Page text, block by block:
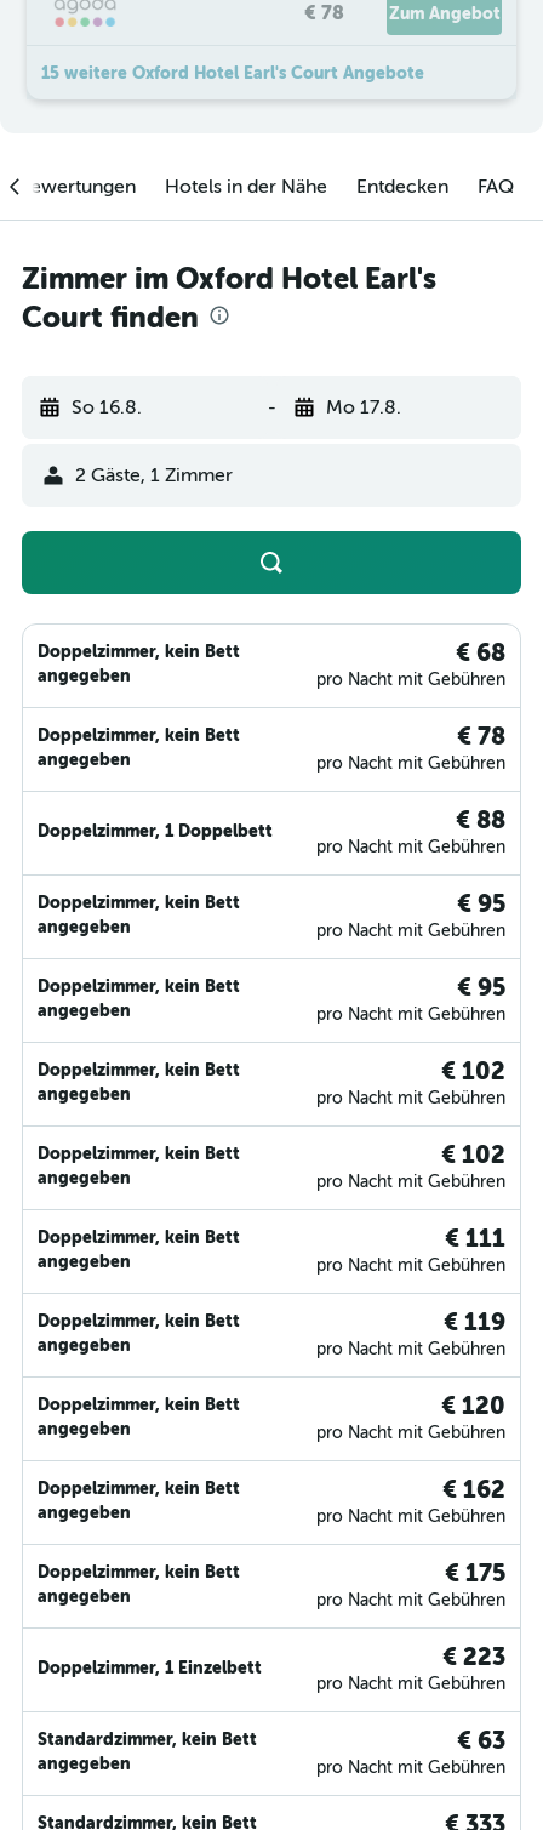
€ 78 Zum Angebot
15 weitere Oxford Hotel Earl's Court Angebote
Hotels in der Nähe Entdecken FAQ
Zimmer im Oxford Hotel Earl's
Court finden
So 16.8. - Mo 17.8.
2 Gäste, 1 Zimmer
Doppelzimmer, kein Bett
angegeben
€ 68
pro Nacht mit Gebühren
Doppelzimmer, kein Bett
angegeben
€ 78
pro Nacht mit Gebühren
Doppelzimmer, 1 Doppelbett € 88
pro Nacht mit Gebühren
Doppelzimmer, kein Bett
angegeben
€ 95
pro Nacht mit Gebühren
Doppelzimmer, kein Bett
angegeben
€ 95
pro Nacht mit Gebühren
Doppelzimmer, kein Bett
angegeben
€ 102
pro Nacht mit Gebühren
Doppelzimmer, kein Bett
angegeben
€ 102
pro Nacht mit Gebühren
Doppelzimmer, kein Bett
angegeben
€ 111
pro Nacht mit Gebühren
Doppelzimmer, kein Bett
angegeben
€ 119
pro Nacht mit Gebühren
Doppelzimmer, kein Bett
angegeben
€ 120
pro Nacht mit Gebühren
Doppelzimmer, kein Bett
angegeben
€ 162
pro Nacht mit Gebühren
Doppelzimmer, kein Bett
angegeben
€ 175
pro Nacht mit Gebühren
Doppelzimmer, 1 Einzelbett € 223
pro Nacht mit Gebühren
Standardzimmer, kein Bett
angegeben
€ 63
pro Nacht mit Gebühren
Standardzimmer, kein Bett